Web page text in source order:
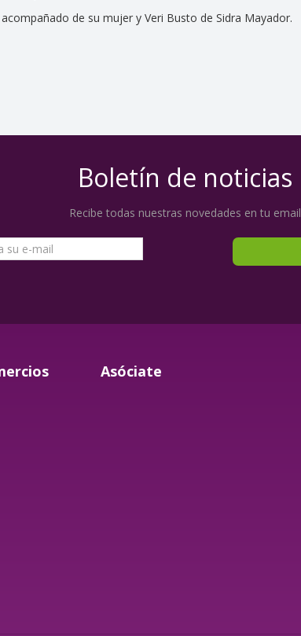
de su mujer y Veri Busto de Sidra Mayador.
Boletín de noticias
Recibe todas nuestras novedades en tu email
Asóciate